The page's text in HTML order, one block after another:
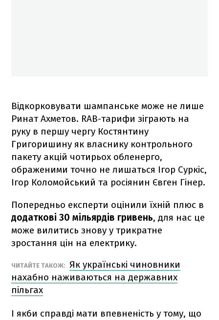
Відкорковувати шампанське може не лише
Ринат Ахметов. RAB-тарифи зіграють на
руку в першу чергу Костянтину
Григоришину як власнику контрольного
пакету акцій чотирьох обленерго,
ображеними точно не лишаться Ігор Суркіс,
Ігор Коломойський та росіянин Євген Гінер.
Попередньо експерти оцінили їхній плюс в
додаткові 30 мільярдів гривень, для нас це
може вилитись знову у трикратне
зростання цін на електрику.
ЧИТАЙТЕ ТАКОЖ: Як українські чиновники
нахабно наживаються на державних
пільгах
І якби справді мати впевненість у тому, що